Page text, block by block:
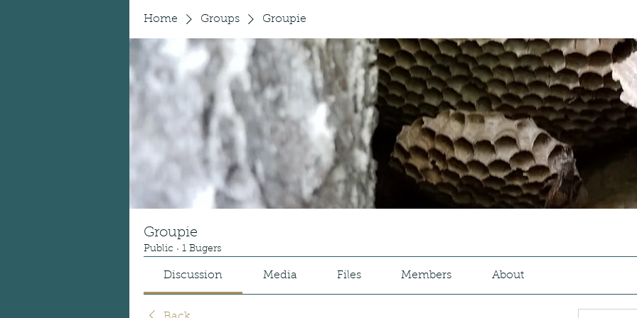
Home Groups Groupie
Groupie
Public · 1 Bugers
Discussion Media Files Members About